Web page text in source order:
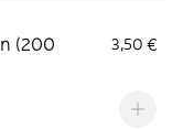
(200
3,50 €